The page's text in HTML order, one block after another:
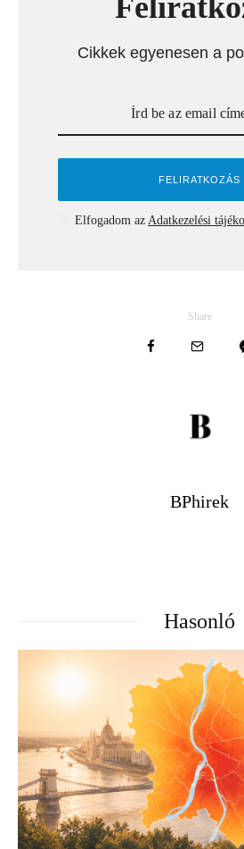
Cikkek egyenesen a
Elfogadom az Adatkezelési
Share
BPhirek
Hasonló